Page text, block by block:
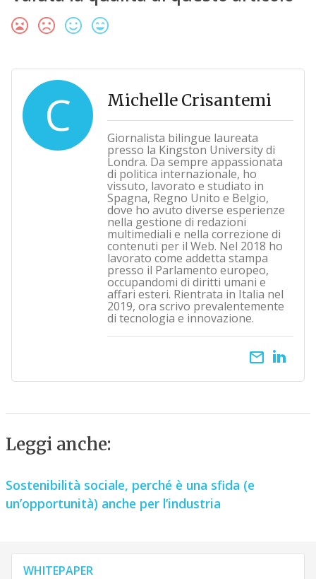
C Michelle Crisantemi
Giornalista bilingue laureata
presso la Kingston University di
Londra. Da sempre appassionata
di politica internazionale, ho
vissuto, lavorato e studiato in
Spagna, Regno Unito e Belgio,
dove ho avuto diverse esperienze
nella gestione di redazioni
multimediali e nella correzione di
contenuti per il Web. Nel 2018 ho
lavorato come addetta stampa
presso il Parlamento europeo,
occupandomi di diritti umani e
affari esteri. Rientrata in Italia nel
2019, ora scrivo prevalentemente
di tecnologia e innovazione.
email
Leggi anche:
Sostenibilità sociale, perché è una sfida (e
un’opportunità) anche per l’industria
WHITEPAPER